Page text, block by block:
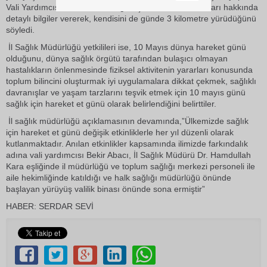
Vali Yardımcısı Bekir Abacı, sağlık için hareket et konuları hakkında
detaylı bilgiler vererek, kendisini de günde 3 kilometre yürüdüğünü
söyledi.
İl Sağlık Müdürlüğü yetkilileri ise, 10 Mayıs dünya hareket günü
olduğunu, dünya sağlık örgütü tarafından bulaşıcı olmayan
hastalıkların önlenmesinde fiziksel aktivitenin yararları konusunda
toplum bilincini oluşturmak iyi uygulamalara dikkat çekmek, sağlıklı
davranışlar ve yaşam tarzlarını teşvik etmek için 10 mayıs günü
sağlık için hareket et günü olarak belirlendiğini belirttiler.
İl sağlık müdürlüğü açıklamasının devamında,”Ülkemizde sağlık
için hareket et günü değişik etkinliklerle her yıl düzenli olarak
kutlanmaktadır. Anılan etkinlikler kapsamında ilimizde farkındalık
adına vali yardımcısı Bekir Abacı, İl Sağlık Müdürü Dr. Hamdullah
Kara eşliğinde il müdürlüğü ve toplum sağlığı merkezi personeli ile
aile hekimliğinde katıldığı ve halk sağlığı müdürlüğü önünde
başlayan yürüyüş valilik binası önünde sona ermiştir”
HABER: SERDAR SEVİ